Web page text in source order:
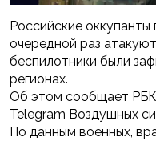
Российские
очередной раз
беспилотники были
регионах.
Об этом сообщает
Telegram Воздушных
По данным военных,